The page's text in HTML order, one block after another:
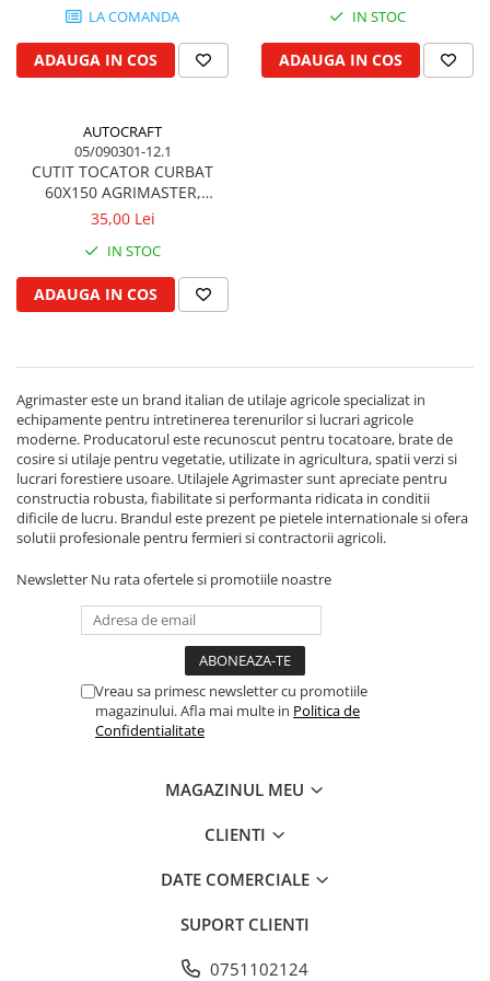
Biela motor
Cuzineti de biela
Bucsi biela
Bloc motor
Dop si accesorii de umplere cu ulei
Joja de ulei
Supape de admisie
Supape de evacuare
Culbutor, tija, tachet
Pene si garnituri pentru supape
Distributie
Ax cu came si inel, garnituri,
obturator
Evacuare si admisie
Capac toba esapament
Galerie evacuare
Cot si suport esapament
Esapament
Garnitura colector esapament
Admisia aerului
Turbosuflanta
Garnitura culbutori capac camera
Garnitura chiulasa motor
Kramer
Mc Cormick
Iseki
Ursus
Claas / Renault
Dongfeng
LS Mtron
Case IH
Massey Ferguson
Zmaj
Kverneland
Howard
Gallignani
John Deere
Vogel & Noot
Krone
Hesston
Berko
Disc romanesc
Huard
Kuhn, Huard
Quicke
LA COMANDA
ADAUGA IN COS
IN STOC
ADAUGA IN COS
AUTOCRAFT
05/090301-12.1
CUTIT TOCATOR CURBAT
60X150 AGRIMASTER,
MURATORI, CALDERONI,
35,00 Lei
IN STOC
ADAUGA IN COS
Agrimaster este un brand italian de utilaje agricole specializat in
echipamente pentru intretinerea terenurilor si lucrari agricole
moderne. Producatorul este recunoscut pentru tocatoare, brate de
cosire si utilaje pentru vegetatie, utilizate in agricultura, spatii verzi si
lucrari forestiere usoare. Utilajele Agrimaster sunt apreciate pentru
constructia robusta, fiabilitate si performanta ridicata in conditii
dificile de lucru. Brandul este prezent pe pietele internationale si ofera
solutii profesionale pentru fermieri si contractorii agricoli.
Newsletter Nu rata ofertele si promotiile noastre
Vreau sa primesc newsletter cu promotiile
magazinului. Afla mai multe in Politica de
Confidentialitate
MAGAZINUL MEU
CLIENTI
DATE COMERCIALE
SUPORT CLIENTI
0751102124